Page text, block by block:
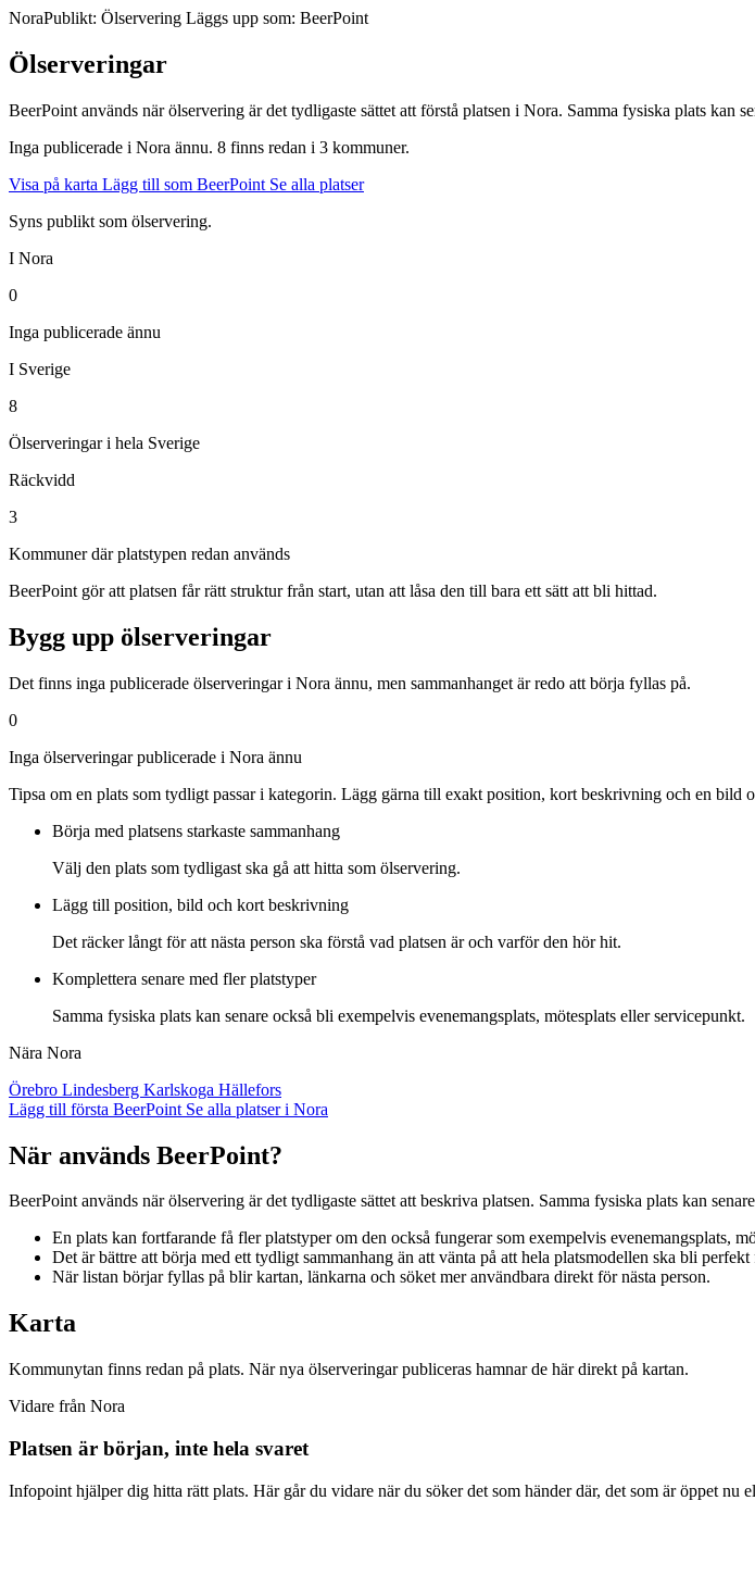
NoraPublikt: Ölservering Läggs upp som: BeerPoint
Ölserveringar
BeerPoint används när ölservering är det tydligaste sättet att förstå platsen i Nora. Samma fysiska plats kan
Inga publicerade i Nora ännu. 8 finns redan i 3 kommuner.
Visa på karta Lägg till som BeerPoint Se alla platser
Syns publikt som ölservering.
I Nora
0
Inga publicerade ännu
I Sverige
8
Ölserveringar i hela Sverige
Räckvidd
3
Kommuner där platstypen redan används
BeerPoint gör att platsen får rätt struktur från start, utan att låsa den till bara ett sätt att bli hittad.
Bygg upp ölserveringar
Det finns inga publicerade ölserveringar i Nora ännu, men sammanhanget är redo att börja fyllas på.
0
Inga ölserveringar publicerade i Nora ännu
Tipsa om en plats som tydligt passar i kategorin. Lägg gärna till exakt position, kort beskrivning och en bild
Börja med platsens starkaste sammanhang
Välj den plats som tydligast ska gå att hitta som ölservering.
Lägg till position, bild och kort beskrivning
Det räcker långt för att nästa person ska förstå vad platsen är och varför den hör hit.
Komplettera senare med fler platstyper
Samma fysiska plats kan senare också bli exempelvis evenemangsplats, mötesplats eller servicepunkt.
Nära Nora
Örebro Lindesberg Karlskoga Hällefors
Lägg till första BeerPoint Se alla platser i Nora
När används BeerPoint?
BeerPoint används när ölservering är det tydligaste sättet att beskriva platsen. Samma fysiska plats kan
En plats kan fortfarande få fler platstyper om den också fungerar som exempelvis evenemangsplats,
Det är bättre att börja med ett tydligt sammanhang än att vänta på att hela platsmodellen ska bli perfekt
När listan börjar fyllas på blir kartan, länkarna och söket mer användbara direkt för nästa person.
Karta
Kommunytan finns redan på plats. När nya ölserveringar publiceras hamnar de här direkt på kartan.
Vidare från Nora
Platsen är början, inte hela svaret
Infopoint hjälper dig hitta rätt plats. Här går du vidare när du söker det som händer där, det som är öppet nu